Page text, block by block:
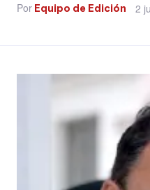
Por Equipo de Edición 2